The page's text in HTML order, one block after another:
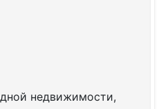
недвижимости,